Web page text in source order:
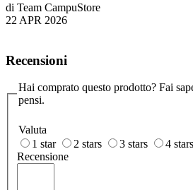
di Team CampuStore
22 APR 2026
Recensioni
Hai comprato questo prodotto? Fai
pensi.
Valuta
1 star
2 stars 3 stars 4 stars
Recensione